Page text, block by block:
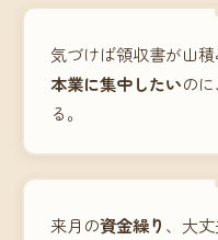
気づけば領収書が山積
本業に集中したいの
る。
来月の資金繰り 、大丈